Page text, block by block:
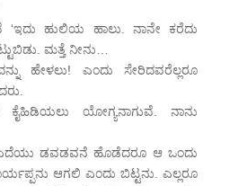
ಹುಲಿಯ ಹಾಲು. ನಾನೇ ಕರೆದು
ಮತ್ತೆ ನೀನು…
ಹೇಳಲು! ಎಂದು ಸೇರಿದವರೆಲ್ಲರೂ
ಕೈಹಿಡಿಯಲು ಯೋಗ್ಯನಾಗುವೆ. ನಾನು
ಡವಡವನೆ ಹೊಡೆದರೂ ಆ ಒಂದು
ಆಗಲಿ ಎಂದು ಬಿಟ್ಟನು. ಎಲ್ಲರೂ